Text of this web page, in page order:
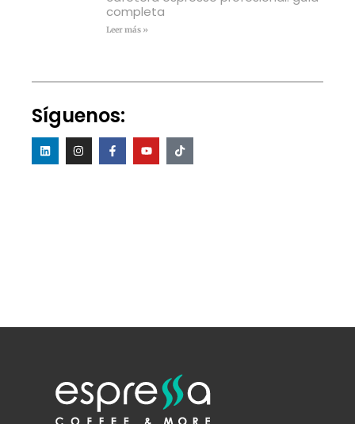
completa
Leer más »
Síguenos: